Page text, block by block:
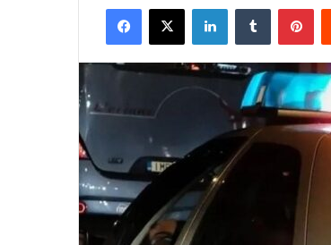
email
Facebook
X LinkedInTumblr